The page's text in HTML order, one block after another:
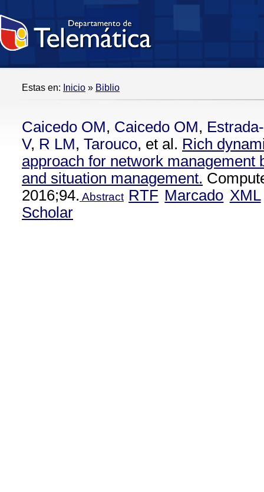
Estas en: Inicio » Biblio
Caicedo OM, Caicedo OM,
V, R LM, Tarouco, et al. Rich
approach for network management
and situation management.
2016;94. Abstract RTF Marcado XML
Scholar